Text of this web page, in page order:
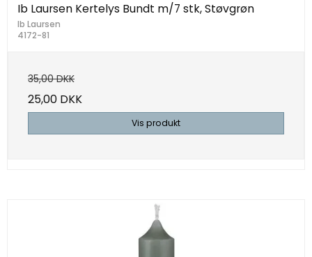
Ib Laursen Kertelys Bundt m/7 stk, Støvgrøn
Ib Laursen
4172-81
35,00 DKK
25,00 DKK
Vis produkt